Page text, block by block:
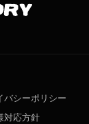
バシーポリシー
対応方針